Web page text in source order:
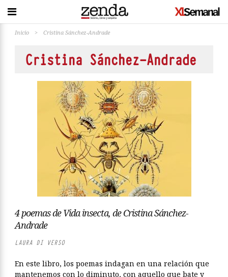
Inicio > Cristina Sánchez-Andrade
Cristina Sánchez-Andrade
4 poemas de Vida insecta, de Cristina Sánchez-
Andrade
LAURA DI VERSO
En este libro, los poemas indagan en una relación que
mantenemos con lo diminuto, con aquello que bate y